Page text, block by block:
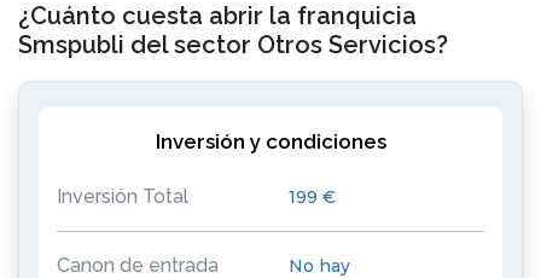
¿Cuánto cuesta abrir la franquicia
Smspubli del sector Otros Servicios?
Inversión y condiciones
Inversión Total 199 €
Canon de entrada No hay